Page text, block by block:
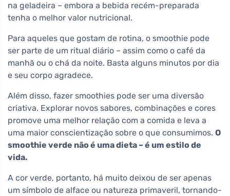
na geladeira – embora a bebida recém-preparada
tenha o melhor valor nutricional.
Para aqueles que gostam de rotina, o smoothie pode
ser parte de um ritual diário – assim como o café da
manhã ou o chá da noite. Basta alguns minutos por dia
e seu corpo agradece.
Além disso, fazer smoothies pode ser uma diversão
criativa. Explorar novos sabores, combinações e cores
promove uma melhor relação com a comida e leva a
uma maior conscientização sobre o que consumimos. O
smoothie verde não é uma dieta – é um estilo de
vida.
A cor verde, portanto, há muito deixou de ser apenas
um símbolo de alface ou natureza primaveril, tornando-